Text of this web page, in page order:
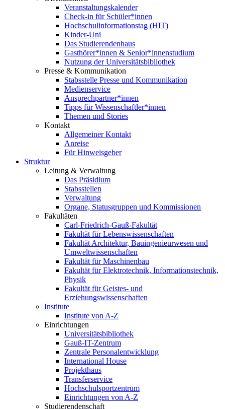
Veranstaltungskalender
Check-in für Schüler*innen
Hochschulinformationstag (HIT)
Kinder-Uni
Das Studierendenhaus
Gasthörer*innen & Senior*innenstudium
Nutzung der Universitätsbibliothek
Presse & Kommunikation
Stabsstelle Presse und Kommunikation
Medienservice
Ansprechpartner*innen
Tipps für Wissenschaftler*innen
Themen und Stories
Kontakt
Allgemeiner Kontakt
Anreise
Für Hinweisgeber
Struktur
Leitung & Verwaltung
Das Präsidium
Stabsstellen
Verwaltung
Organe, Statusgruppen und Kommissionen
Fakultäten
Carl-Friedrich-Gauß-Fakultät
Fakultät für Lebenswissenschaften
Fakultät Architektur, Bauingenieurwesen und
Umweltwissenschaften
Fakultät für Maschinenbau
Fakultät für Elektrotechnik, Informationstechnik,
Physik
Fakultät für Geistes- und
Erziehungswissenschaften
Institute
Institute von A-Z
Einrichtungen
Universitätsbibliothek
Gauß-IT-Zentrum
Zentrale Personalentwicklung
International House
Projekthaus
Transferservice
Hochschulsportzentrum
Einrichtungen von A-Z
Studierendenschaft